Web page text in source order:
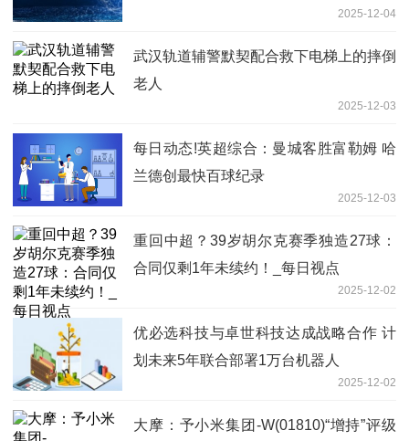
2025-12-04
武汉轨道辅警默契配合救下电梯上的摔倒
老人
2025-12-03
每日动态!英超综合：曼城客胜富勒姆 哈
兰德创最快百球纪录
2025-12-03
重回中超？39岁胡尔克赛季独造27球：
合同仅剩1年未续约！_每日视点
2025-12-02
优必选科技与卓世科技达成战略合作 计
划未来5年联合部署1万台机器人
2025-12-02
大摩：予小米集团-W(01810)“增持”评级